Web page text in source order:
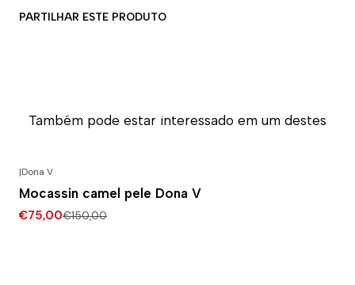
PARTILHAR ESTE PRODUTO
Também pode estar interessado em um destes
|Dona V
Mocassin camel pele Dona V
€75,00€150,00